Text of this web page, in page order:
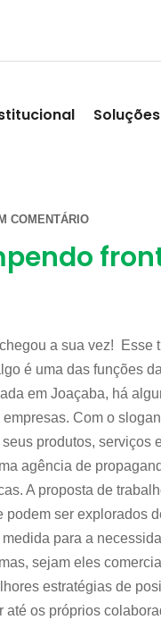
Soluções
COMENTÁRIO
a sua vez! Esse
é uma das funções
em Joaçaba, há
Com o
produtos, serviços
agência de
A proposta de
podem ser explorados
para a
sejam eles
estratégias de
os próprios